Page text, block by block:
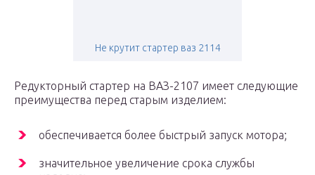
Не крутит стартер ваз 2114
Редукторный стартер на ВАЗ-2107 имеет следующие
преимущества перед старым изделием:
обеспечивается более быстрый запуск мотора;
значительное увеличение срока службы